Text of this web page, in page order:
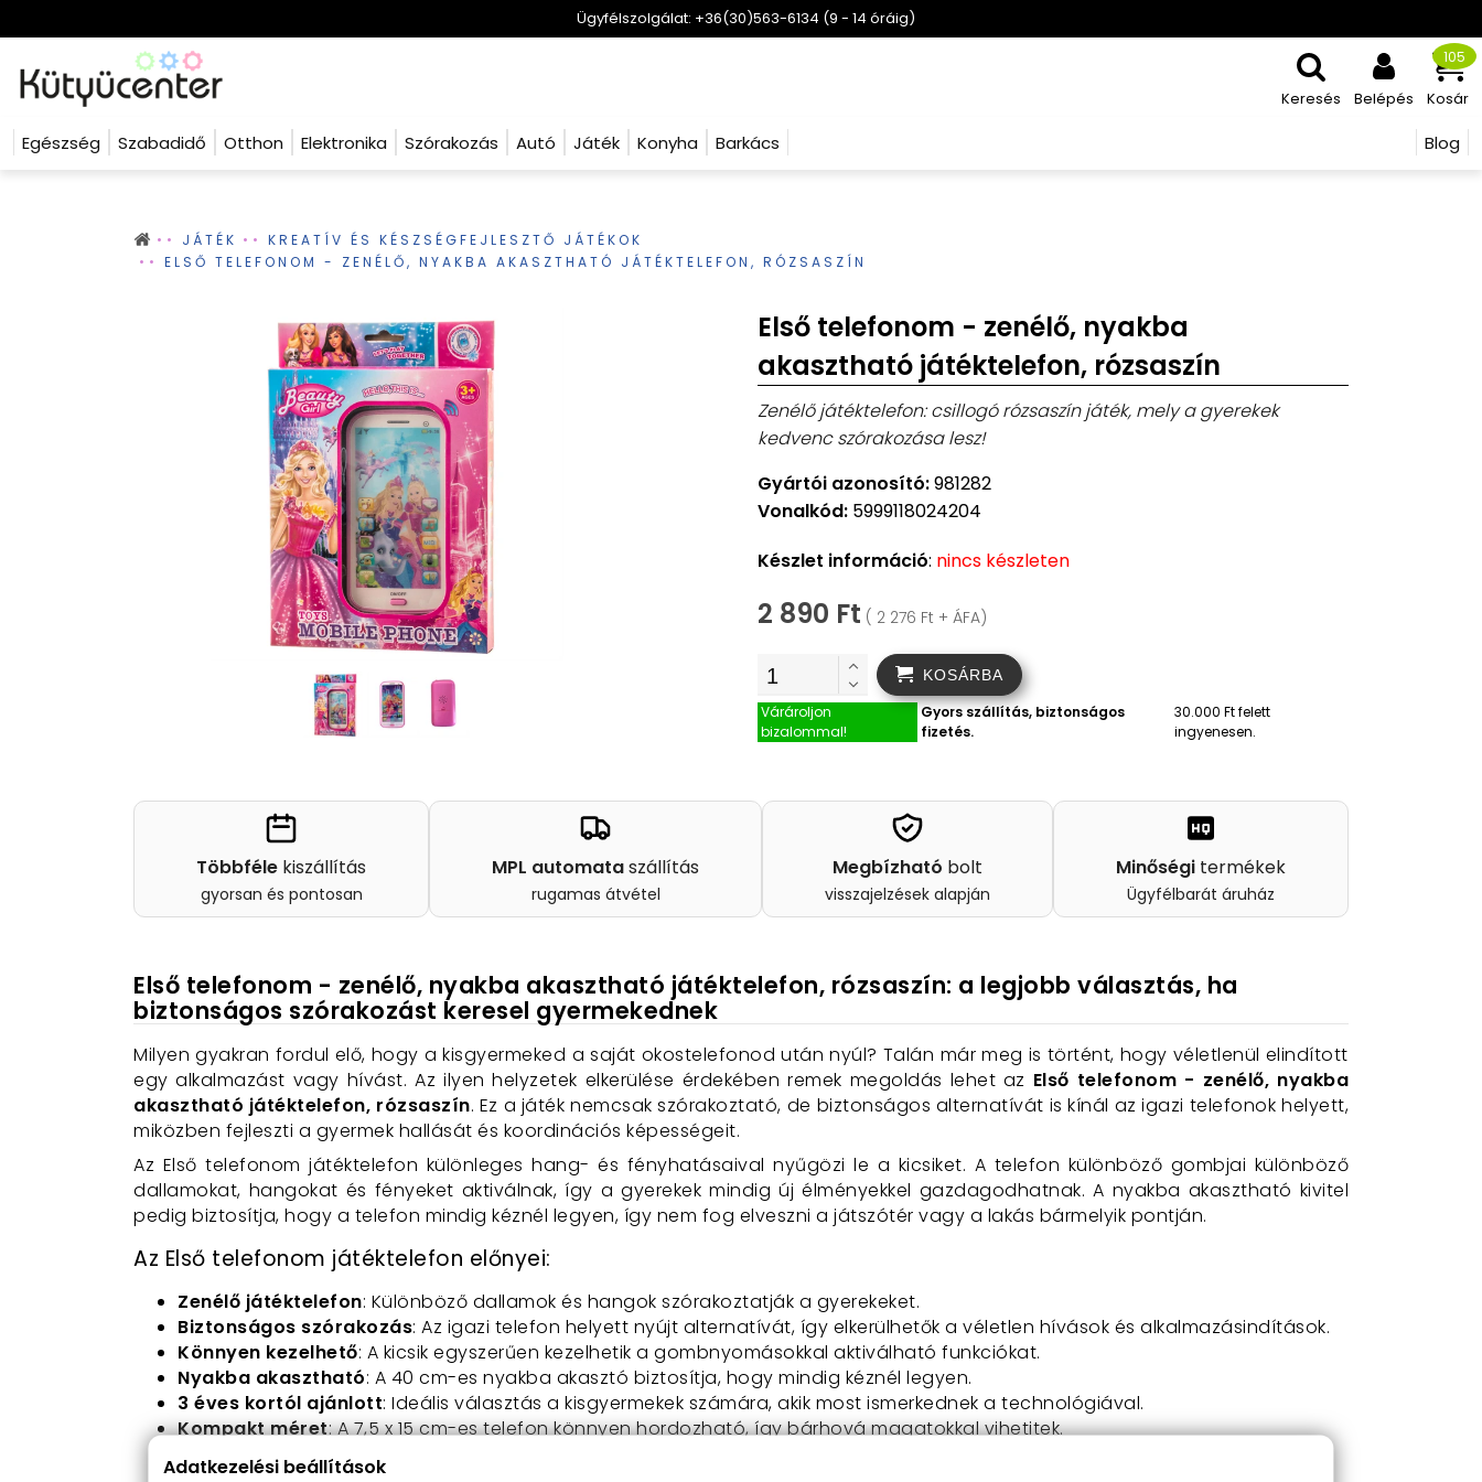
Ügyfélszolgálat: +36(30)563-6134 (9 - 14 óráig)
Keresés Belépés Kosár
105
Blog
Egészség Szabadidő Otthon Elektronika Szórakozás Autó Játék Konyha Barkács
JÁTÉK
KREATÍV ÉS KÉSZSÉGFEJLESZTŐ JÁTÉKOK
ELSŐ TELEFONOM - ZENÉLŐ, NYAKBA AKASZTHATÓ JÁTÉKTELEFON, RÓZSASZÍN
Első telefonom - zenélő, nyakba
akasztható játéktelefon, rózsaszín
Zenélő játéktelefon: csillogó rózsaszín játék, mely a gyerekek
kedvenc szórakozása lesz!
Gyártói azonosító:981282
Vonalkód: 5999118024204
Készlet információ: nincs készleten
2 890 Ft ( 2 276 Ft + ÁFA)
KOSÁRBA
Várároljon
bizalommal!
Gyors szállítás, biztonságos
fizetés.
30.000 Ft felett
ingyenesen.
Többféle kiszállítás
gyorsan és pontosan
MPL automataszállítás
rugamas átvétel
Megbízható bolt
visszajelzések alapján
Minőségi termékek
Ügyfélbarát áruház
Első telefonom - zenélő, nyakba akasztható játéktelefon, rózsaszín: a legjobb választás, ha
biztonságos szórakozást keresel gyermekednek
Milyen gyakran fordul elő, hogy a kisgyermeked a saját okostelefonod után nyúl? Talán már meg is történt, hogy véletlenül elindított
egy alkalmazást vagy hívást. Az ilyen helyzetek elkerülése érdekében remek megoldás lehet az Első telefonom - zenélő, nyakba
akasztható játéktelefon, rózsaszín. Ez a játék nemcsak szórakoztató, de biztonságos alternatívát is kínál az igazi telefonok helyett,
miközben fejleszti a gyermek hallását és koordinációs képességeit.
Az Első telefonom játéktelefon különleges hang- és fényhatásaival nyűgözi le a kicsiket. A telefon különböző gombjai különböző
dallamokat, hangokat és fényeket aktiválnak, így a gyerekek mindig új élményekkel gazdagodhatnak. A nyakba akasztható kivitel
pedig biztosítja, hogy a telefon mindig kéznél legyen, így nem fog elveszni a játszótér vagy a lakás bármelyik pontján.
Az Első telefonom játéktelefon előnyei:
Zenélő játéktelefon: Különböző dallamok és hangok szórakoztatják a gyerekeket.
Biztonságos szórakozás: Az igazi telefon helyett nyújt alternatívát, így elkerülhetők a véletlen hívások és alkalmazásindítások.
Könnyen kezelhető: A kicsik egyszerűen kezelhetik a gombnyomásokkal aktiválható funkciókat.
Nyakba akasztható: A 40 cm-es nyakba akasztó biztosítja, hogy mindig kéznél legyen.
3 éves kortól ajánlott: Ideális választás a kisgyermekek számára, akik most ismerkednek a technológiával.
Kompakt méret: A 7,5 x 15 cm-es telefon könnyen hordozható, így bárhová magatokkal vihetitek.
Elemekkel működik
: 3 db AAA elem szükséges a működéséhez, így nem kell aggódni a töltés miatt.
Adatkezelési beállítások